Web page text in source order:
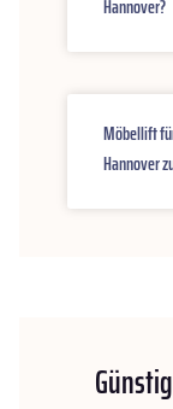
Hannover?
Möbellift
Hannover